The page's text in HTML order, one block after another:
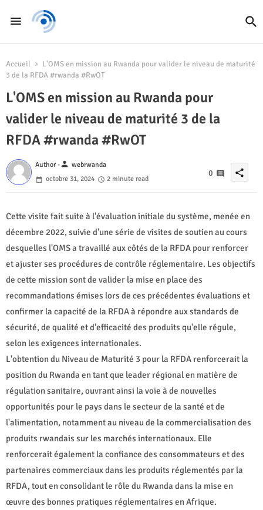
Accueil
L'OMS en mission au Rwanda pour valider le niveau de maturité
3 de la RFDA #rwanda #RwOT
L'OMS en mission au Rwanda pour
valider le niveau de maturité 3 de la
RFDA #rwanda #RwOT
Author -person webrwanda
octobre 31, 2024
2 minute read
0 share
Cette visite fait suite à l'évaluation initiale du système, menée en
décembre 2022, suivie d'une série de visites de soutien au cours
desquelles l'OMS a travaillé aux côtés de la RFDA pour renforcer
et ajuster ses procédures de contrôle réglementaire. Les objectifs
de cette mission sont de valider la mise en place des
recommandations émises lors de ces précédentes évaluations et
confirmer la capacité de la RFDA à répondre aux standards de
sécurité, de qualité et d'efficacité des produits qu'elle régule,
selon les exigences internationales.
L'obtention du Niveau de Maturité 3 pour la RFDA renforcerait la
position du Rwanda en tant que leader régional en matière de
régulation sanitaire, ouvrant ainsi la voie à de nouvelles
opportunités pour le pays dans le secteur de la santé et de
l'alimentation, notamment au niveau de la commercialisation des
produits rwandais sur les marchés internationaux. Elle
renforcerait également la confiance des consommateurs et des
partenaires commerciaux dans les produits réglementés par la
RFDA, tout en consolidant le rôle du Rwanda dans la mise en
œuvre des bonnes pratiques réglementaires en Afrique.